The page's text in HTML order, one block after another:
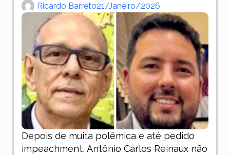
Ricardo Barreto21/janeiro/2026
Depois de muita polêmica e até pedido
impeachment, Antônio Carlos Reinaux não